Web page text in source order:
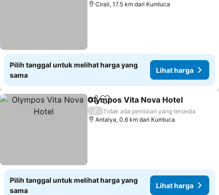
Cirali, 17.5 km dari Kumluca
Pilih tanggal untuk melihat harga yang
sama
Lihat harga
BagikanTambahkan ke favorit
Olympos Vita Nova Hotel
/
Tidak ada penilaian yang tersedia
Antalya, 0.6 km dari Kumluca
Pilih tanggal untuk melihat harga yang
sama
Lihat harga